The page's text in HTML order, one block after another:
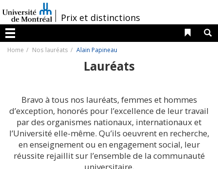
au
contenu
/Prix et distinctions
Menu
Liens
Home Nos lauréats Alain Papineau
Lauréats
Bravo à tous nos lauréats, femmes et hommes
d’exception, honorés pour l’excellence de leur travail
par des organismes nationaux, internationaux et
l’Université elle-même. Qu’ils oeuvrent en recherche,
en enseignement ou en engagement social, leur
réussite rejaillit sur l’ensemble de la communauté